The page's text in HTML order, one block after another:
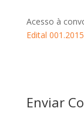
Acesso à
Edital 001.2015
Enviar